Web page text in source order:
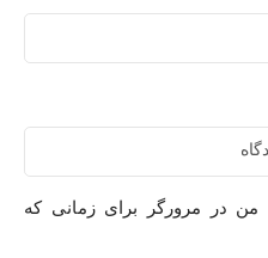
من در مرورگر برای زمانی که